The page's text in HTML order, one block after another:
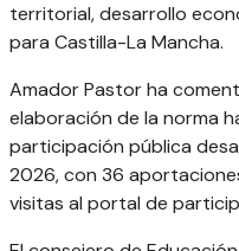
territorial, desarrollo
para Castilla-La Mancha.
Amador Pastor ha
elaboración de la norma
participación pública
2026, con 36
visitas al portal de